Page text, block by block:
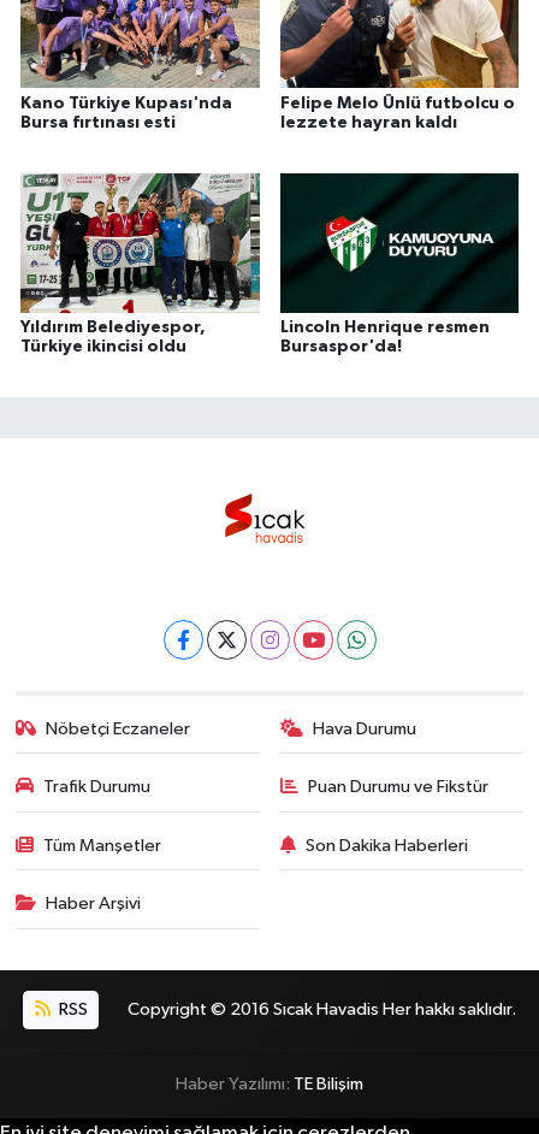
Kano Türkiye Kupası'nda
Bursa fırtınası esti
Felipe Melo Ünlü futbolcu o
lezzete hayran kaldı
Yıldırım Belediyespor,
Türkiye ikincisi oldu
Lincoln Henrique resmen
Bursaspor'da!
Nöbetçi Eczaneler Hava Durumu
Trafik Durumu Puan Durumu ve Fikstür
Tüm Manşetler Son Dakika Haberleri
Haber Arşivi
RSS Copyright © 2016 Sıcak Havadis Her hakkı saklıdır.
Haber Yazılımı: TE Bilişim